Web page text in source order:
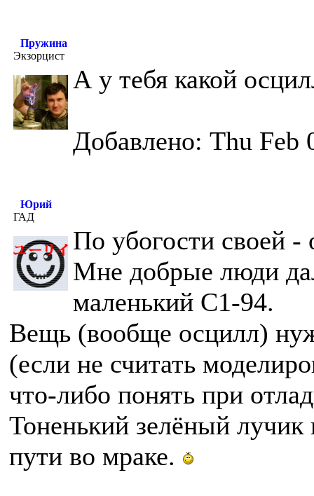
Пружина
Экзорцист
А у тебя какой
Добавлено: Thu Feb
Юрий
ГАД
По убогости своей
Мне добрые люди
маленький С1-94.
Вещь (вообще осцилл)
(если не считать
что-либо понять при
Тоненький зелёный
пути во мраке.